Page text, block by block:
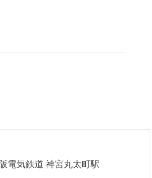
電気鉄道 神宮丸太町駅